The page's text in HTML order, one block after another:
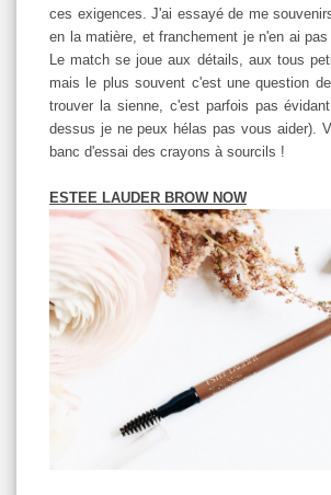
ces exigences. J'ai essayé de me
en la matière, et franchement je n'en ai pas
Le match se joue aux détails, aux tous
mais le plus souvent c'est une question
trouver la sienne, c'est parfois pas
dessus je ne peux hélas pas vous aider).
banc d'essai des crayons à sourcils !
ESTEE LAUDER BROW NOW